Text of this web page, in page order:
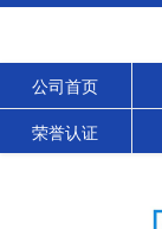
公司首页
荣誉认证